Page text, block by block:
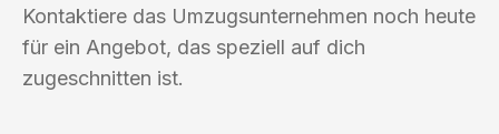
Kontaktiere das Umzugsunternehmen noch heute
für ein Angebot, das speziell auf dich
zugeschnitten ist.